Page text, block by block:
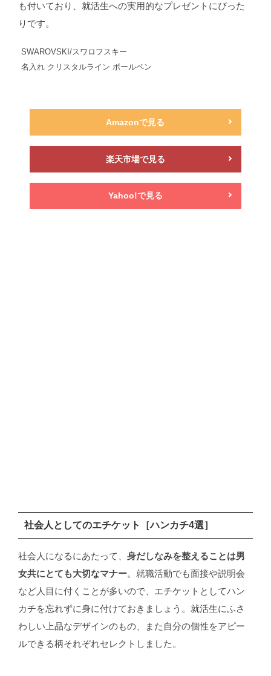
も付いており、就活生への実用的なプレゼントにぴった
りです。
SWAROVSKI/スワロフスキー
名入れ クリスタルライン ボールペン
Amazonで見る
楽天市場で見る
Yahoo!で見る
社会人としてのエチケット［ハンカチ4選］
社会人になるにあたって、 身だしなみを整えることは男
女共にとても大切なマナー。就職活動でも面接や説明会
など人目に付くことが多いので、エチケットとしてハン
カチを忘れずに身に付けておきましょう。就活生にふさ
わしい上品なデザインのもの、また自分の個性をアピー
ルできる柄それぞれセレクトしました。